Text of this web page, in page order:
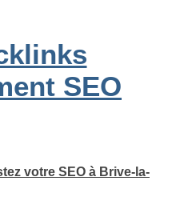
SEO
votre SEO à Brive-la-